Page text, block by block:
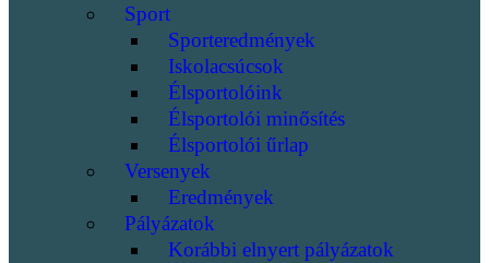
Sport
Sporteredmények
Iskolacsúcsok
Élsportolóink
Élsportolói minősítés
Élsportolói űrlap
Versenyek
Eredmények
Pályázatok
Korábbi elnyert pályázatok